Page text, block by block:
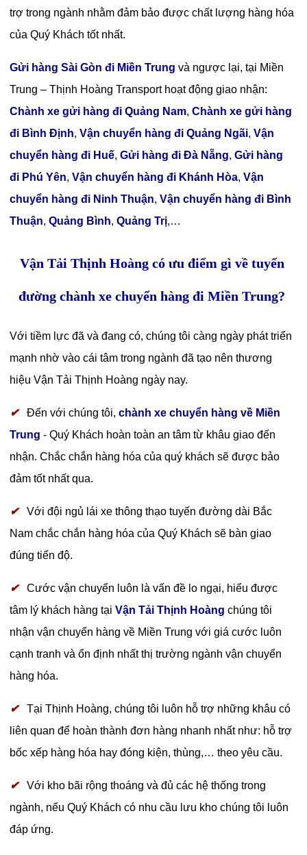
trợ trong ngành nhằm đảm bảo được chất lượng hàng hóa
của Quý Khách tốt nhất.
Gửi hàng Sài Gòn đi Miền Trungvà ngược lại, tại Miền
Trung – Thịnh Hoàng Transport hoạt động giao nhận:
Chành xe gửi hàng đi Quảng Nam,Chành xe gửi hàng
đi Bình Định,Vận chuyển hàng đi Quảng Ngãi,Vận
chuyển hàng đi Huế,Gửi hàng đi Đà Nẵng,Gửi hàng
đi Phú Yên,Vận chuyển hàng đi Khánh Hòa,Vận
chuyển hàng đi Ninh Thuận,Vận chuyển hàng đi Bình
Thuận,Quảng Bình,Quảng Trị,…
Vận Tải Thịnh Hoàng có ưu điểm gì về tuyến
đường chành xe chuyển hàng đi Miền Trung?
Với tiềm lực đã và đang có, chúng tôi càng ngày phát triển
mạnh nhờ vào cái tâm trong ngành đã tạo nên thương
hiệu Vận Tải Thịnh Hoàng ngày nay.
✔Đến với chúng tôi,chành xe chuyển hàng về Miền
Trung - Quý Khách hoàn toàn an tâm từ khâu giao đến
nhận. Chắc chắn hàng hóa của quý khách sẽ được bảo
đảm tốt nhất qua.
✔Với đội ngủ lái xe thông thạo tuyến đường dài Bắc
Nam chắc chắn hàng hóa của Quý Khách sẽ bàn giao
đúng tiến độ.
✔Cước vận chuyển luôn là vấn đề lo ngại, hiểu được
tâm lý khách hàng tạiVận Tải Thịnh Hoàng chúng tôi
nhận vận chuyển hàng về Miền Trung với giá cước luôn
cạnh tranh và ổn định nhất thị trường ngành vận chuyển
hàng hóa.
✔Tại Thịnh Hoàng, chúng tôi luôn hỗ trợ những khâu có
liên quan để hoàn thành đơn hàng nhanh nhất như: hỗ trợ
bốc xếp hàng hóa hay đóng kiện, thùng,… theo yêu cầu.
✔Với kho bãi rộng thoáng và đủ các hệ thống trong
ngành, nếu Quý Khách có nhu cầu lưu kho chúng tôi luôn
đáp ứng.